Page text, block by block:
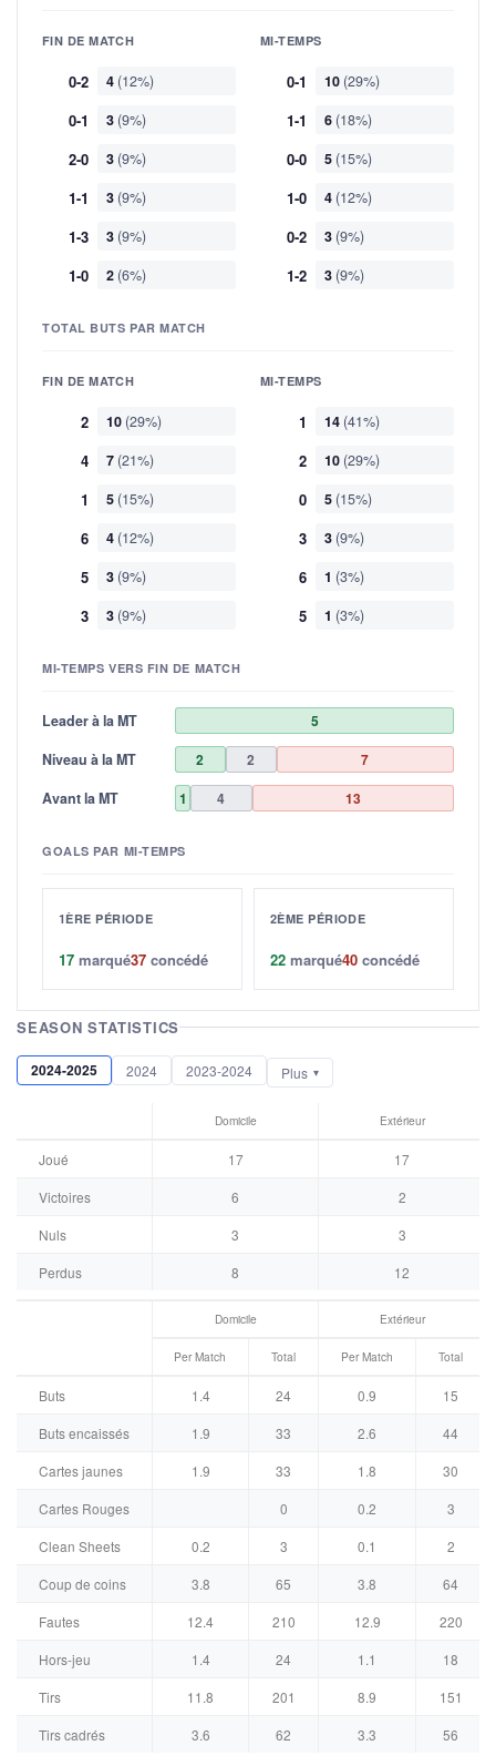
FIN DE MATCH
0-2 4 (12%)
0-1 3 (9%)
2-0 3 (9%)
1-1 3 (9%)
1-3 3 (9%)
1-0 2 (6%)
MI-TEMPS
0-1 10 (29%)
1-1 6 (18%)
0-0 5 (15%)
1-0 4 (12%)
0-2 3 (9%)
1-2 3 (9%)
TOTAL BUTS PAR MATCH
FIN DE MATCH
2 10 (29%)
4 7 (21%)
1 5 (15%)
6 4 (12%)
5 3 (9%)
3 3 (9%)
MI-TEMPS
1 14 (41%)
2 10 (29%)
0 5 (15%)
3 3 (9%)
6 1 (3%)
5 1 (3%)
MI-TEMPS VERS FIN DE MATCH
Leader à la MT
5
Niveau à la MT
2 2
7
Avant la MT
1 4 13
GOALS PAR MI-TEMPS
1ÈRE PÉRIODE
17 marqué37 concédé
2ÈME PÉRIODE
22 marqué40 concédé
SEASON STATISTICS
2024-2025 2024 2023-2024 Plus
Domicile Extérieur
Joué 17
17
Victoires
6
2
Nuls
3
3
Perdus
8 12
Domicile Extérieur
Per Match Total Per Match Total
Buts 1.4 24 0.9
15
Buts encaissés
1.9 33 2.6
44
Cartes jaunes
1.9 33 1.8
30
Cartes Rouges
0 0.2
3
Clean Sheets
0.2 3 0.1
2
Coup de coins
3.8 65 3.8
64
Fautes
12.4 210 12.9
220
Hors-jeu
1.4 24 1.1
18
Tirs
11.8 201 8.9
151
Tirs cadrés
3.6 62 3.3 56